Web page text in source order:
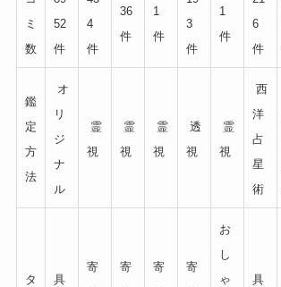
ミ
数
52
件
4
件
36
件
1
件
3
件
1
件
6
件
鑑
定
方
法
オ
リ
ジ
ナ
ル
霊
視
霊
視
霊
視
透
視
霊
視
西
洋
占
星
術
タ
具
寄
寄
寄
寄
お
し
ゃ
具